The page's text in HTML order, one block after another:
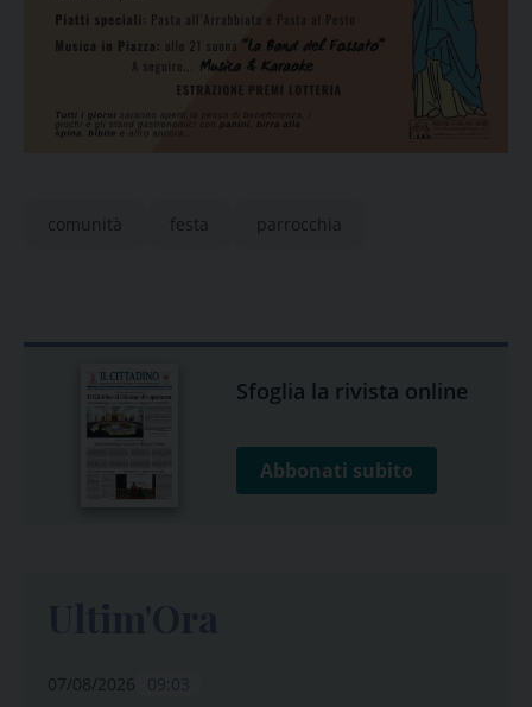
comunità festa parrocchia
Sfoglia la rivista online
Abbonati subito
07/08/2026